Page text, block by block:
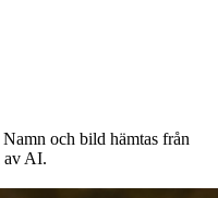
och bild hämtas från
av AI.